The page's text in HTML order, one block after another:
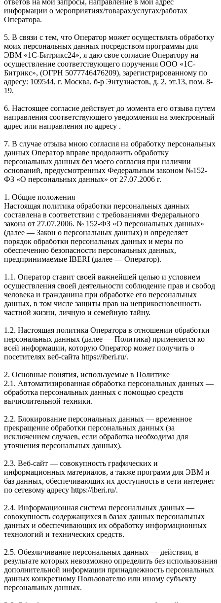
информации о мероприятиях/товарах/услугах/работах
Оператора.
5. В связи с тем, что Оператор может осуществлять обработку
моих персональных данных посредством программы для
ЭВМ «1С-Битрикс24», я даю свое согласие Оператору на
осуществление соответствующего поручения ООО «1С-
Битрикс», (ОГРН 5077746476209), зарегистрированному по
адресу: 109544, г. Москва, б-р Энтузиастов, д. 2, эт.13, пом. 8-
19.
6. Настоящее согласие действует до момента его отзыва путем
направления соответствующего уведомления на электронный
адрес или направления по адресу .
7. В случае отзыва мною согласия на обработку персональных
данных Оператор вправе продолжить обработку
персональных данных без моего согласия при наличии
оснований, предусмотренных Федеральным законом №152-
ФЗ «О персональных данных» от 27.07.2006 г.
1. Общие положения
Настоящая политика обработки персональных данных
составлена в соответствии с требованиями Федерального
закона от 27.07.2006. № 152-ФЗ «О персональных данных»
(далее — Закон о персональных данных) и определяет
порядок обработки персональных данных и меры по
обеспечению безопасности персональных данных,
предпринимаемые IBERI (далее — Оператор).
1.1. Оператор ставит своей важнейшей целью и условием
осуществления своей деятельности соблюдение прав и свобод
человека и гражданина при обработке его персональных
данных, в том числе защиты прав на неприкосновенность
частной жизни, личную и семейную тайну.
1.2. Настоящая политика Оператора в отношении обработки
персональных данных (далее — Политика) применяется ко
всей информации, которую Оператор может получить о
посетителях веб-сайта https://iberi.ru/.
2. Основные понятия, используемые в Политике
2.1. Автоматизированная обработка персональных данных —
обработка персональных данных с помощью средств
вычислительной техники.
2.2. Блокирование персональных данных — временное
прекращение обработки персональных данных (за
исключением случаев, если обработка необходима для
уточнения персональных данных).
2.3. Веб-сайт — совокупность графических и
информационных материалов, а также программ для ЭВМ и
баз данных, обеспечивающих их доступность в сети интернет
по сетевому адресу https://iberi.ru/.
2.4. Информационная система персональных данных —
совокупность содержащихся в базах данных персональных
данных и обеспечивающих их обработку информационных
технологий и технических средств.
2.5. Обезличивание персональных данных — действия, в
результате которых невозможно определить без использования
дополнительной информации принадлежность персональных
данных конкретному Пользователю или иному субъекту
персональных данных.